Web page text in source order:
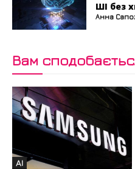
ШІ без
Анна
Вам
AI